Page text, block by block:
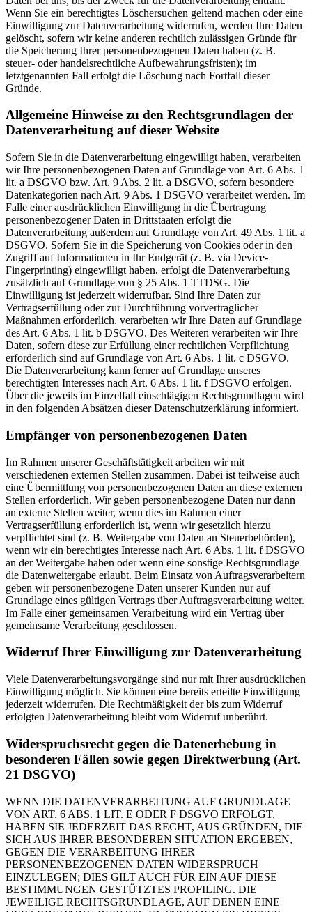
Wenn Sie ein berechtigtes Löschersuchen geltend machen oder eine
Einwilligung zur Datenverarbeitung widerrufen, werden Ihre Daten
gelöscht, sofern wir keine anderen rechtlich zulässigen Gründe für
die Speicherung Ihrer personenbezogenen Daten haben (z. B.
steuer- oder handelsrechtliche Aufbewahrungsfristen); im
letztgenannten Fall erfolgt die Löschung nach Fortfall dieser
Gründe.
Allgemeine Hinweise zu den Rechtsgrundlagen der
Datenverarbeitung auf dieser Website
Sofern Sie in die Datenverarbeitung eingewilligt haben, verarbeiten
wir Ihre personenbezogenen Daten auf Grundlage von Art. 6 Abs. 1
lit. a DSGVO bzw. Art. 9 Abs. 2 lit. a DSGVO, sofern besondere
Datenkategorien nach Art. 9 Abs. 1 DSGVO verarbeitet werden. Im
Falle einer ausdrücklichen Einwilligung in die Übertragung
personenbezogener Daten in Drittstaaten erfolgt die
Datenverarbeitung außerdem auf Grundlage von Art. 49 Abs. 1 lit. a
DSGVO. Sofern Sie in die Speicherung von Cookies oder in den
Zugriff auf Informationen in Ihr Endgerät (z. B. via Device-
Fingerprinting) eingewilligt haben, erfolgt die Datenverarbeitung
zusätzlich auf Grundlage von § 25 Abs. 1 TTDSG. Die
Einwilligung ist jederzeit widerrufbar. Sind Ihre Daten zur
Vertragserfüllung oder zur Durchführung vorvertraglicher
Maßnahmen erforderlich, verarbeiten wir Ihre Daten auf Grundlage
des Art. 6 Abs. 1 lit. b DSGVO. Des Weiteren verarbeiten wir Ihre
Daten, sofern diese zur Erfüllung einer rechtlichen Verpflichtung
erforderlich sind auf Grundlage von Art. 6 Abs. 1 lit. c DSGVO.
Die Datenverarbeitung kann ferner auf Grundlage unseres
berechtigten Interesses nach Art. 6 Abs. 1 lit. f DSGVO erfolgen.
Über die jeweils im Einzelfall einschlägigen Rechtsgrundlagen wird
in den folgenden Absätzen dieser Datenschutzerklärung informiert.
Empfänger von personenbezogenen Daten
Im Rahmen unserer Geschäftstätigkeit arbeiten wir mit
verschiedenen externen Stellen zusammen. Dabei ist teilweise auch
eine Übermittlung von personenbezogenen Daten an diese externen
Stellen erforderlich. Wir geben personenbezogene Daten nur dann
an externe Stellen weiter, wenn dies im Rahmen einer
Vertragserfüllung erforderlich ist, wenn wir gesetzlich hierzu
verpflichtet sind (z. B. Weitergabe von Daten an Steuerbehörden),
wenn wir ein berechtigtes Interesse nach Art. 6 Abs. 1 lit. f DSGVO
an der Weitergabe haben oder wenn eine sonstige Rechtsgrundlage
die Datenweitergabe erlaubt. Beim Einsatz von Auftragsverarbeitern
geben wir personenbezogene Daten unserer Kunden nur auf
Grundlage eines gültigen Vertrags über Auftragsverarbeitung weiter.
Im Falle einer gemeinsamen Verarbeitung wird ein Vertrag über
gemeinsame Verarbeitung geschlossen.
Widerruf Ihrer Einwilligung zur Datenverarbeitung
Viele Datenverarbeitungsvorgänge sind nur mit Ihrer ausdrücklichen
Einwilligung möglich. Sie können eine bereits erteilte Einwilligung
jederzeit widerrufen. Die Rechtmäßigkeit der bis zum Widerruf
erfolgten Datenverarbeitung bleibt vom Widerruf unberührt.
Widerspruchsrecht gegen die Datenerhebung in
besonderen Fällen sowie gegen Direktwerbung (Art.
21 DSGVO)
WENN DIE DATENVERARBEITUNG AUF GRUNDLAGE
VON ART. 6 ABS. 1 LIT. E ODER F DSGVO ERFOLGT,
HABEN SIE JEDERZEIT DAS RECHT, AUS GRÜNDEN, DIE
SICH AUS IHRER BESONDEREN SITUATION ERGEBEN,
GEGEN DIE VERARBEITUNG IHRER
PERSONENBEZOGENEN DATEN WIDERSPRUCH
EINZULEGEN; DIES GILT AUCH FÜR EIN AUF DIESE
BESTIMMUNGEN GESTÜTZTES PROFILING. DIE
JEWEILIGE RECHTSGRUNDLAGE, AUF DENEN EINE